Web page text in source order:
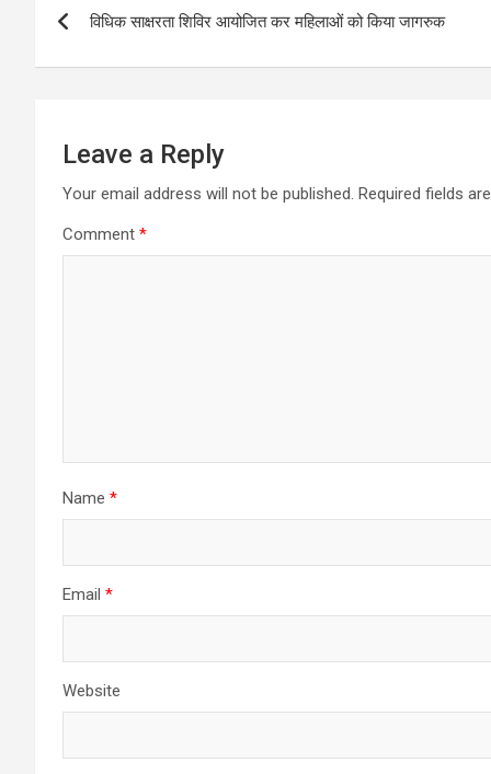
navigation
विधिक साक्षरता शिविर आयोजित कर महिलाओं को किया जागरुक
Leave a Reply
Your email address will not be published. Required fields
Comment *
Name *
Email *
Website